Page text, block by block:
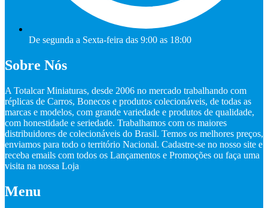
De segunda a Sexta-feira das 9:00 as 18:00
Sobre Nós
A Totalcar Miniaturas, desde 2006 no mercado trabalhando com
réplicas de Carros, Bonecos e produtos colecionáveis, de todas as
marcas e modelos, com grande variedade e produtos de qualidade,
com honestidade e seriedade. Trabalhamos com os maiores
distribuidores de colecionáveis do Brasil. Temos os melhores preços,
enviamos para todo o território Nacional. Cadastre-se no nosso site e
receba emails com todos os Lançamentos e Promoções ou faça uma
visita na nossa Loja
Menu